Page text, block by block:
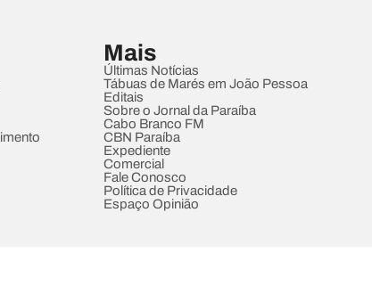
Mais
Últimas Notícias
Tábuas de Marés em João Pessoa
Editais
Sobre o Jornal da Paraíba
Cabo Branco FM
CBN Paraíba
Expediente
Comercial
Fale Conosco
Política de Privacidade
Espaço Opinião